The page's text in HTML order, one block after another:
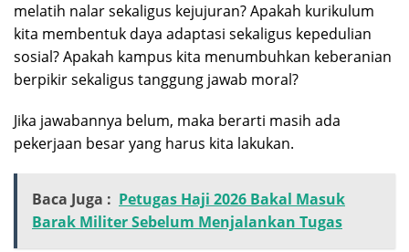
melatih nalar sekaligus kejujuran? Apakah kurikulum
kita membentuk daya adaptasi sekaligus kepedulian
sosial? Apakah kampus kita menumbuhkan keberanian
berpikir sekaligus tanggung jawab moral?
Jika jawabannya belum, maka berarti masih ada
pekerjaan besar yang harus kita lakukan.
Baca Juga : Petugas Haji 2026 Bakal Masuk
Barak Militer Sebelum Menjalankan Tugas